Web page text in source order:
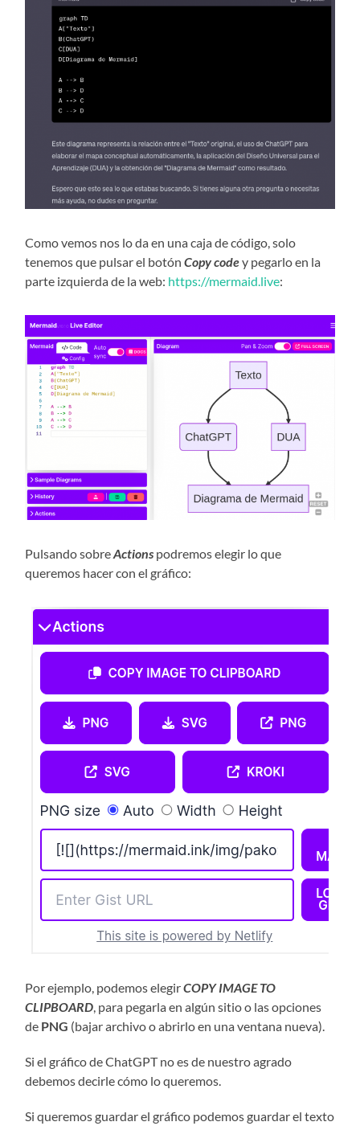
Como vemos nos lo da en una caja de código, solo
tenemos que pulsar el botónCopy codey pegarlo en la
parte izquierda de la web: https://mermaid.live:
Pulsando sobreActions podremos elegir lo que
queremos hacer con el gráfico:
Por ejemplo, podemos elegirCOPY IMAGE TO
CLIPBOARD, para pegarla en algún sitio o las opciones
de PNG (bajar archivo o abrirlo en una ventana nueva).
Si el gráfico de ChatGPT no es de nuestro agrado
debemos decirle cómo lo queremos.
Si queremos guardar el gráfico podemos guardar el texto